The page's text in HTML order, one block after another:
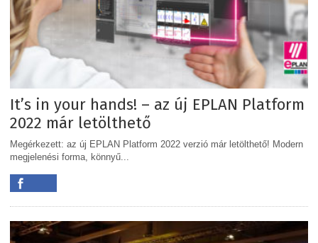
It’s in your hands! – az új EPLAN Platform
2022 már letölthető
Megérkezett: az új EPLAN Platform 2022 verzió már letölthető! Modern
megjelenési forma, könnyű...